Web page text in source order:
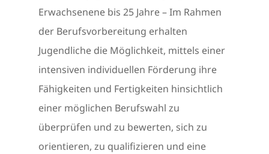
Erwachsenene bis 25 Jahre – Im Rahmen
der Berufsvorbereitung erhalten
Jugendliche die Möglichkeit, mittels einer
intensiven individuellen Förderung ihre
Fähigkeiten und Fertigkeiten hinsichtlich
einer möglichen Berufswahl zu
überprüfen und zu bewerten, sich zu
orientieren, zu qualifizieren und eine